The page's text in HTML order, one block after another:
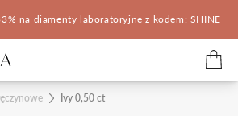
na diamenty laboratoryjne z kodem: SHINE
Ivy 0,50 ct